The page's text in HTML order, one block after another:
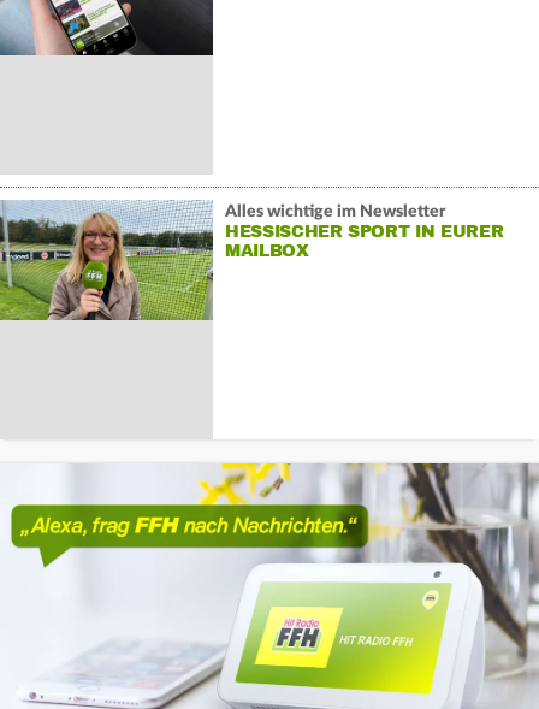
Alles wichtige im Newsletter
HESSISCHER SPORT IN EURER
MAILBOX